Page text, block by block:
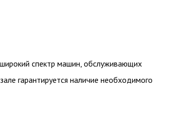
спектр машин, обслуживающих
гарантируется наличие необходимого